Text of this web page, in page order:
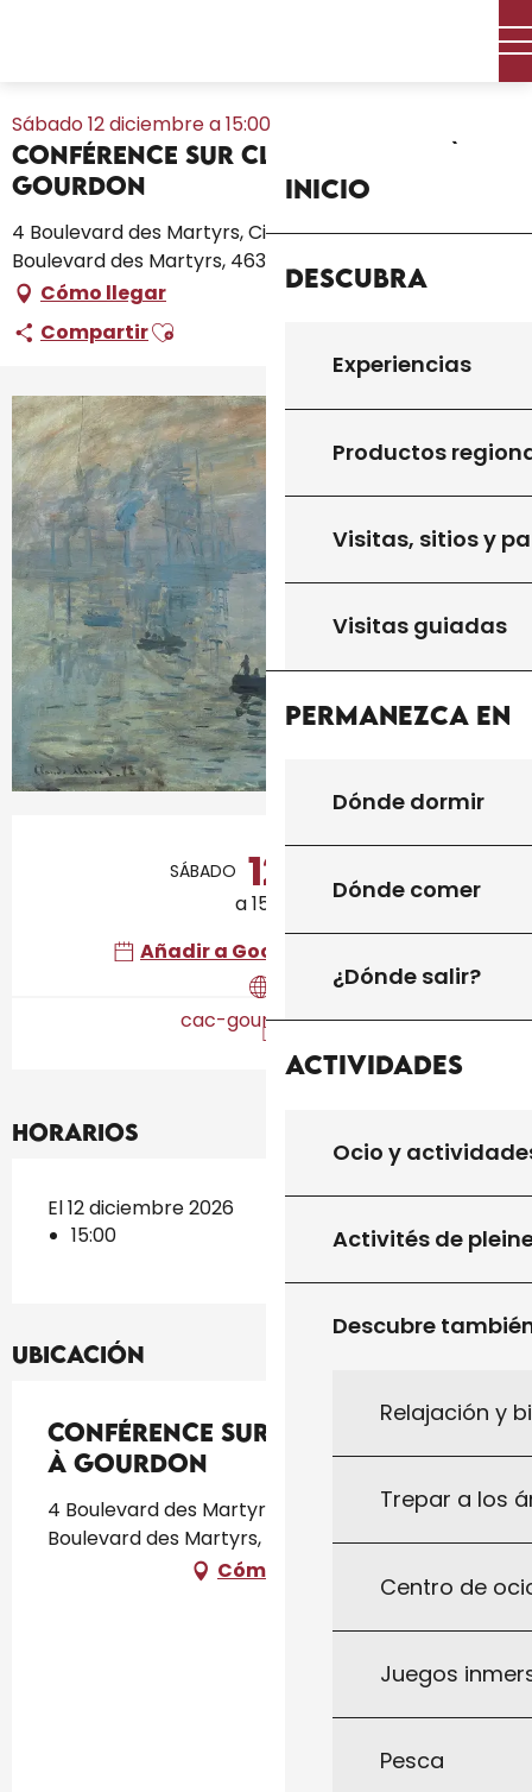
Inicio
Descubra
Experiencias
Productos
Visitas, sitios y
Visitas guiadas
Permanezca en
Dónde dormir
Dónde comer
¿Dónde salir?
Actividades
Ocio y
Activités de
Descubre
Relajación y
Trepar a los
Centro de
Juegos
Pesca
Sábado 12 diciembre a 15:00
Conférence sur Claude Monet à
Gourdon
4 Boulevard des Martyrs, Cinéma l'Atalante, 4
Boulevard des Martyrs, 46300 Gourdon
Cómo llegar
CompartirAjouter aux favoris
+1 foto
SÁBADO 12
a 15:00
Añadir a Google Calendar
cac-gourdon.com
Horarios
El 12 diciembre 2026
15:00
Ubicación
Conférence sur Claude Monet
à Gourdon
4 Boulevard des Martyrs, Cinéma l'Atalante, 4
Boulevard des Martyrs, 46300 Gourdon
Cómo llegar